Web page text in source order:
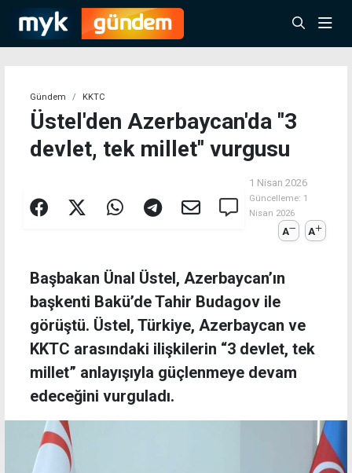
Gündem KKTC
Üstel'den Azerbaycan'da ''3
devlet, tek millet'' vurgusu
1 Nisan 2026
Güncelleme: 1
Nisan 2026
A A
Başbakan Ünal Üstel, Azerbaycan’ın
başkenti Bakü’de Tahir Budagov ile
görüştü. Üstel, Türkiye, Azerbaycan ve
KKTC arasındaki ilişkilerin “3 devlet, tek
millet” anlayışıyla güçlenmeye devam
edeceğini vurguladı.